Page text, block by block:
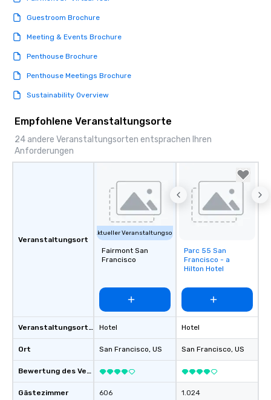
Guestroom Brochure
Meeting & Events Brochure
Penthouse Brochure
Penthouse Meetings Brochure
Sustainability Overview
Empfohlene Veranstaltungsorte
24 andere Veranstaltungsorten entsprachen Ihren
Anforderungen
Veranstaltungsort
Veranstaltungsortstyp
Ort
Bewertung des Veranstaltungsortes
Gästezimmer
Aktueller Veranstaltungsort
Fairmont San
Francisco
Hotel
San Francisco, US
606
Removed from
favorites
Parc 55 San
Francisco - a
Hilton Hotel
Hotel
San Francisco, US
1.024